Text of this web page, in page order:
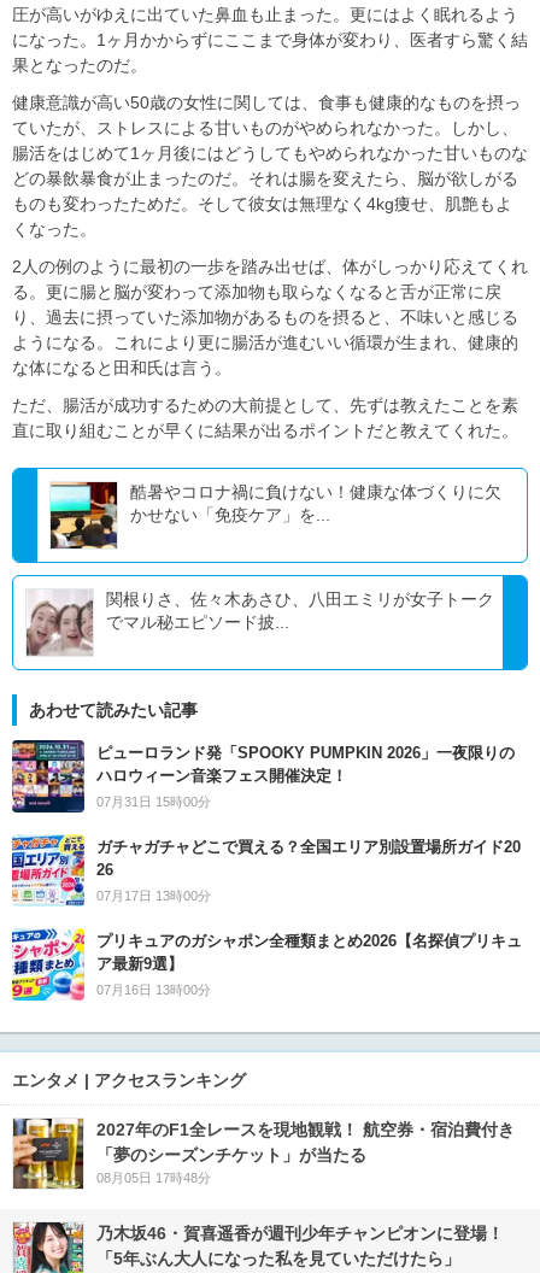
圧が高いがゆえに出ていた鼻血も止まった。更にはよく眠れるよう
になった。1ヶ月かからずにここまで身体が変わり、医者すら驚く結
果となったのだ。
健康意識が高い50歳の女性に関しては、食事も健康的なものを摂っ
ていたが、ストレスによる甘いものがやめられなかった。しかし、
腸活をはじめて1ヶ月後にはどうしてもやめられなかった甘いものな
どの暴飲暴食が止まったのだ。それは腸を変えたら、脳が欲しがる
ものも変わったためだ。そして彼女は無理なく4kg痩せ、肌艶もよ
くなった。
2人の例のように最初の一歩を踏み出せば、体がしっかり応えてくれ
る。更に腸と脳が変わって添加物も取らなくなると舌が正常に戻
り、過去に摂っていた添加物があるものを摂ると、不味いと感じる
ようになる。これにより更に腸活が進むいい循環が生まれ、健康的
な体になると田和氏は言う。
ただ、腸活が成功するための大前提として、先ずは教えたことを素
直に取り組むことが早くに結果が出るポイントだと教えてくれた。
酷暑やコロナ禍に負けない！健康な体づくりに欠
かせない「免疫ケア」を...
関根りさ、佐々木あさひ、八田エミリが女子トーク
でマル秘エピソード披...
あわせて読みたい記事
ピューロランド発「SPOOKY PUMPKIN 2026」一夜限りの
ハロウィーン音楽フェス開催決定！
07月31日 15時00分
ガチャガチャどこで買える？全国エリア別設置場所ガイド20
26
07月17日 13時00分
プリキュアのガシャポン全種類まとめ2026【名探偵プリキュ
ア最新9選】
07月16日 13時00分
エンタメ | アクセスランキング
2027年のF1全レースを現地観戦！ 航空券・宿泊費付き
「夢のシーズンチケット」が当たる
08月05日 17時48分
乃木坂46・賀喜遥香が週刊少年チャンピオンに登場！
「5年ぶん大人になった私を見ていただけたら」